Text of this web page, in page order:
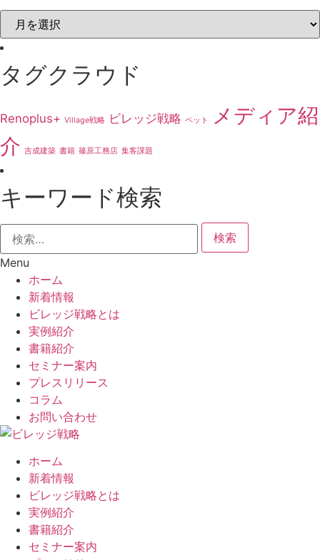
月
ア
ー
イ
ブ
タグクラウド
Renoplus+ Village戦略 ビレッジ戦略 ペット
メディア紹
介 吉成建築 書籍 篠原工務店 集客課題
キーワード検索
検
索:
Menu
ホーム
新着情報
ビレッジ戦略とは
実例紹介
書籍紹介
セミナー案内
プレスリリース
コラム
お問い合わせ
ホーム
新着情報
ビレッジ戦略とは
実例紹介
書籍紹介
セミナー案内